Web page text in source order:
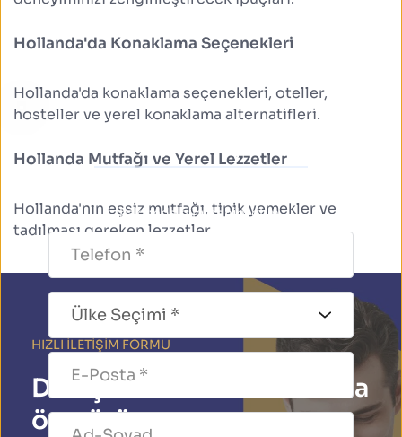
Hollanda'da Konaklama Seçenekleri
Hollanda'da konaklama seçenekleri, oteller,
hosteller ve yerel konaklama alternatifleri.
Hollanda Mutfağı ve Yerel Lezzetler
Hollanda'nın eşsiz mutfağı, tipik yemekler ve
tadılması gereken lezzetler.
HIZLI İLETİŞİM FORMU
Danışmanlarımız ile hızlıca
ön görüşme yapın.
Avantajları Kaçırmayın
hakkında bilgi sahibi olun.